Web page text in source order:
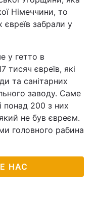
Німеччини, то
забрали у
у гетто в
тисяч євреїв, які
та санітарних
заводу. Саме
понад 200 з них
не був євреєм.
головного рабина
НАС